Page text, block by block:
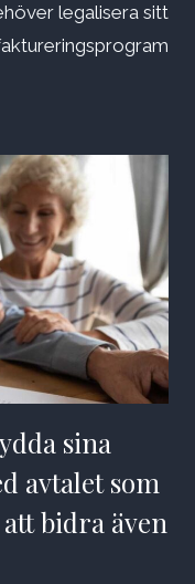
legalisera sitt
sina
avtalet som
bidra även